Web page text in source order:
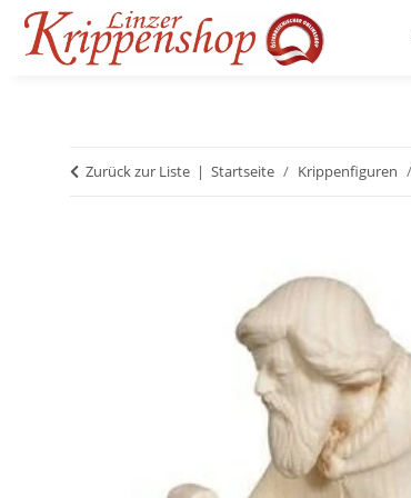
Zurück zur Liste Startseite Krippenfiguren